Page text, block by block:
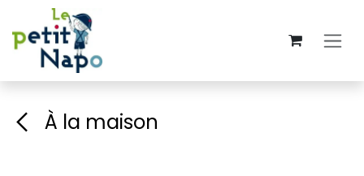
Se rendre au contenu
À la maison